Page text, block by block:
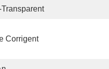
Corrigent